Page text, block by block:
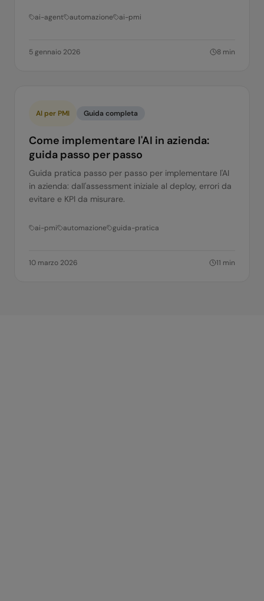
ai-agent automazione ai-pmi
5 gennaio 2026 8 min
AI per PMI Guida completa
Come implementare l'AI in azienda:
guida passo per passo
Guida pratica passo per passo per implementare l'AI
in azienda: dall'assessment iniziale al deploy, errori da
evitare e KPI da misurare.
ai-pmi automazione guida-pratica
10 marzo 2026 11 min